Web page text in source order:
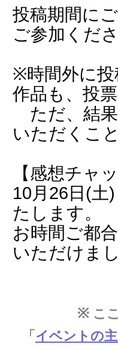
投稿期間に
ご参加くだ
※時間外に
作品も、投
ただ、結果
いただくこ
【感想チャ
10月26日(土
たします。
お時間ご都
いただけま
※ こ
「 イベントの